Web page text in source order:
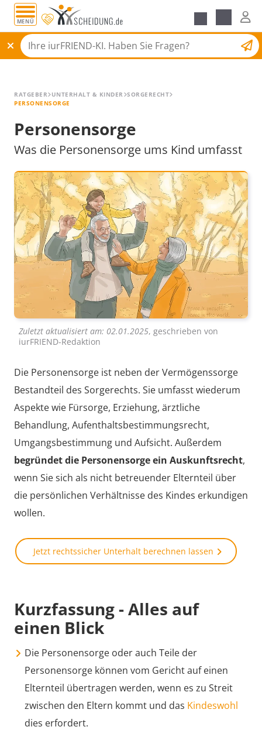
MENÜ
Scheidungsantrag
Alle Ratgeber
RATGEBER UNTERHALT & KINDER SORGERECHT
PERSONENSORGE
Personensorge
Was die Personensorge ums Kind umfasst
Zuletzt aktualisiert am: 02.01.2025, geschrieben von
iurFRIEND-Redaktion
Die Personensorge ist neben der Vermögenssorge
Bestandteil des Sorgerechts. Sie umfasst wiederum
Aspekte wie Fürsorge, Erziehung, ärztliche
Behandlung, Aufenthaltsbestimmungsrecht,
Umgangsbestimmung und Aufsicht. Außerdem
begründet die Personensorge ein Auskunftsrecht,
wenn Sie sich als nicht betreuender Elternteil über
die persönlichen Verhältnisse des Kindes erkundigen
wollen.
Jetzt rechtssicher Unterhalt berechnen lassen
Kurzfassung - Alles auf
einen Blick
Die Personensorge oder auch Teile der
Personensorge können vom Gericht auf einen
Elternteil übertragen werden, wenn es zu Streit
zwischen den Eltern kommt und das Kindeswohl
dies erfordert.